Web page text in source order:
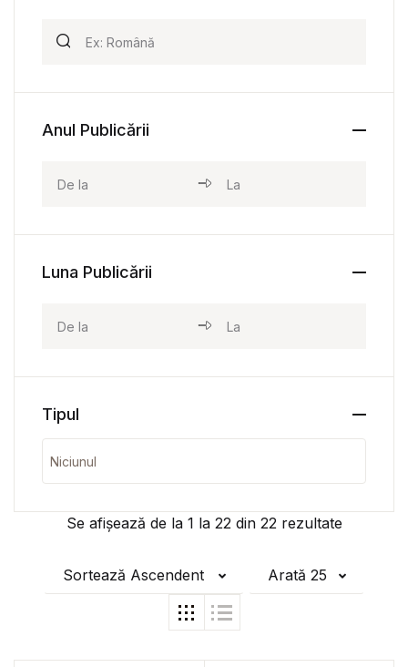
Se afișează de la 1 la 22din 22rezultate
Sortează Ascendent Arată 25
Anul Publicării
Luna Publicării
Tipul